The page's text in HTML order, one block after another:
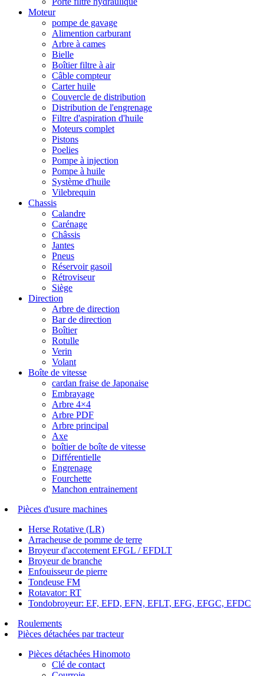
Moteur
pompe de gavage
Alimention carburant
Arbre à cames
Bielle
Boîtier filtre à air
Câble compteur
Carter huile
Couvercle de distribution
Distribution de l'engrenage
Filtre d'aspiration d'huile
Moteurs complet
Pistons
Poelies
Pompe à injection
Pompe à huile
Système d'huile
Vilebrequin
Chassis
Calandre
Carénage
Châssis
Jantes
Pneus
Réservoir gasoil
Rétroviseur
Siège
Direction
Arbre de direction
Bar de direction
Boîtier
Rotulle
Verin
Volant
Boîte de vitesse
cardan fraise de Japonaise
Embrayage
Arbre 4×4
Arbre PDF
Arbre principal
Axe
boîtier de boîte de vitesse
Différentielle
Engrenage
Fourchette
Manchon entrainement
Pièces d'usure machines
Herse Rotative (LR)
Arracheuse de pomme de terre
Broyeur d'accotement EFGL / EFDLT
Broyeur de branche
Enfouisseur de pierre
Tondeuse FM
Rotavator: RT
Tondobroyeur: EF, EFD, EFN, EFLT, EFG, EFGC, EFDC
Roulements
Pièces détachées par tracteur
Pièces détachées Hinomoto
Clé de contact